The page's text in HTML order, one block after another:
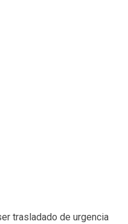
trasladado de urgencia